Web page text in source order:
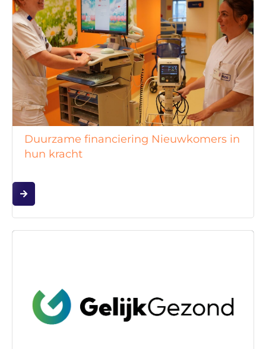
Duurzame financiering Nieuwkomers in
hun kracht